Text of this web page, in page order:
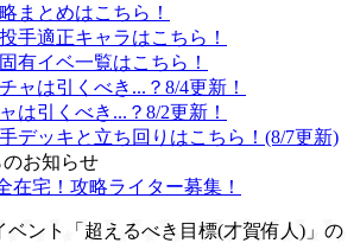
まとめはこちら！
手適正キャラはこちら！
有イベ一覧はこちら！
ャは引くべき...？8/4更新！
は引くべき...？8/2更新！
デッキと立ち回りはこちら！(8/7更新)
のお知らせ
在宅！攻略ライター募集！
ベント「超えるべき目標(才賀侑人)」の